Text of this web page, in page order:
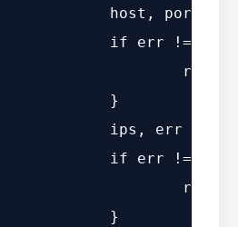
if err !=
return
if err !=
return